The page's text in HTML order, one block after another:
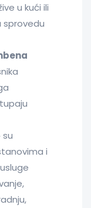
u kući ili
sprovedu
i